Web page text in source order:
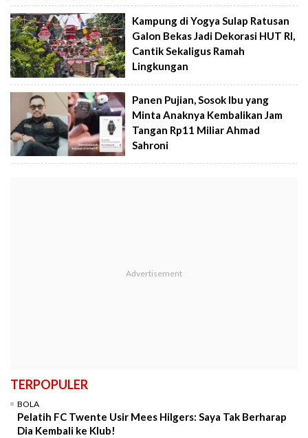
Kampung di Yogya Sulap Ratusan
Galon Bekas Jadi Dekorasi HUT RI,
Cantik Sekaligus Ramah
Lingkungan
Panen Pujian, Sosok Ibu yang
Minta Anaknya Kembalikan Jam
Tangan Rp11 Miliar Ahmad
Sahroni
TERPOPULER
BOLA
Pelatih FC Twente Usir Mees Hilgers: Saya Tak Berharap
Dia Kembali ke Klub!